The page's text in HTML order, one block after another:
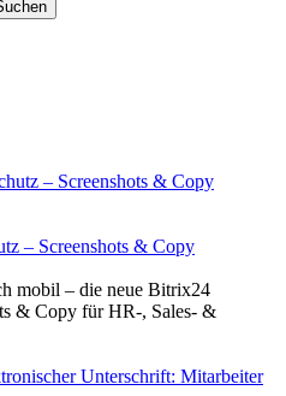
– Screenshots & Copy
mobil – die neue Bitrix24
& Copy für HR-, Sales- &